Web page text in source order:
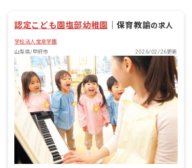
認定こども園塩部幼稚園 保育教諭の求人
学校法人宝泉学園
山梨県/甲府市
2026/02/26更新